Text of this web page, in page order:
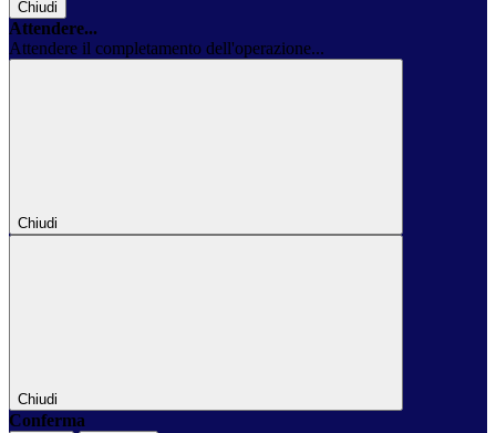
Chiudi
Attendere...
Attendere il completamento dell'operazione...
Chiudi
Chiudi
Conferma